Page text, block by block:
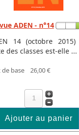
ADEN - n°14
14 (octobre 2015)
des classes est-elle ...
de base 26,00 €